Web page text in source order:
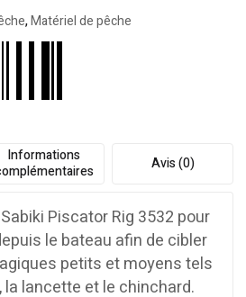
,Matériel de pêche
Informations
Avis (0)
Piscator Rig 3532 pour
le bateau afin de cibler
petits et moyens tels
la lancette et le chinchard.